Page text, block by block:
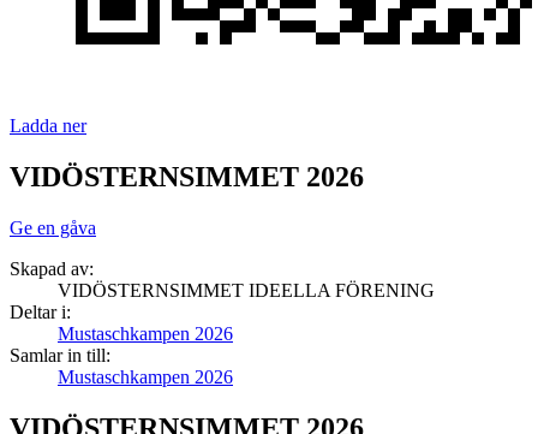
Ladda ner
VIDÖSTERNSIMMET 2026
Ge en gåva
Skapad av:
VIDÖSTERNSIMMET IDEELLA FÖRENING
Deltar i:
Mustaschkampen 2026
Samlar in till:
Mustaschkampen 2026